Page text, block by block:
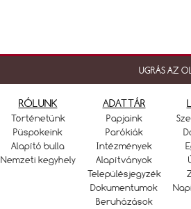
UGRÁS AZ
RÓLUNK
Történetünk
Püspökeink
Alapító bulla
Nemzeti kegyhely
ADATTÁR
Papjaink
Parókiák
Intézmények
Alapítványok
Településjegyzék
Dokumentumok
Beruházások